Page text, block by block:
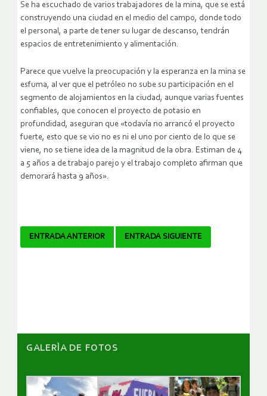
Se ha escuchado de varios trabajadores de la mina, que se está
construyendo una ciudad en el medio del campo, donde todo
el personal, a parte de tener su lugar de descanso, tendrán
espacios de entretenimiento y alimentación.
Parece que vuelve la preocupación y la esperanza en la mina se
esfuma, al ver que el petróleo no sube su participación en el
segmento de alojamientos en la ciudad, aunque varias fuentes
confiables, que conocen el proyecto de potasio en
profundidad, aseguran que «todavía no arrancó el proyecto
fuerte, esto que se vio no es ni el uno por ciento de lo que se
viene, no se tiene idea de la magnitud de la obra. Estiman de 4
a 5 años a de trabajo parejo y el trabajo completo afirman que
demorará hasta 9 años».
Navegador
ENTRADA ANTERIOR ENTRADA SIGUIENTE
GALERÌA DE FOTOS